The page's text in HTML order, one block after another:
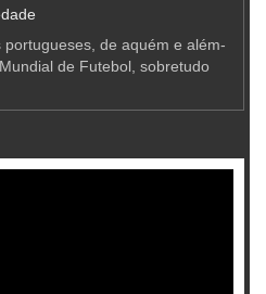
de aquém e além-
de Futebol, sobretudo